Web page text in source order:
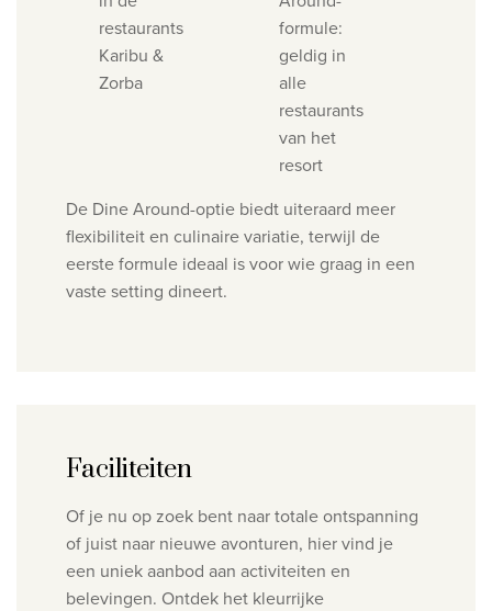
restaurants
Karibu &
Zorba
formule:
geldig in
alle
restaurants
van het
resort
De Dine Around-optie biedt uiteraard meer
flexibiliteit en culinaire variatie, terwijl de
eerste formule ideaal is voor wie graag in een
vaste setting dineert.
Faciliteiten
Of je nu op zoek bent naar totale ontspanning
of juist naar nieuwe avonturen, hier vind je
een uniek aanbod aan activiteiten en
belevingen. Ontdek het kleurrijke